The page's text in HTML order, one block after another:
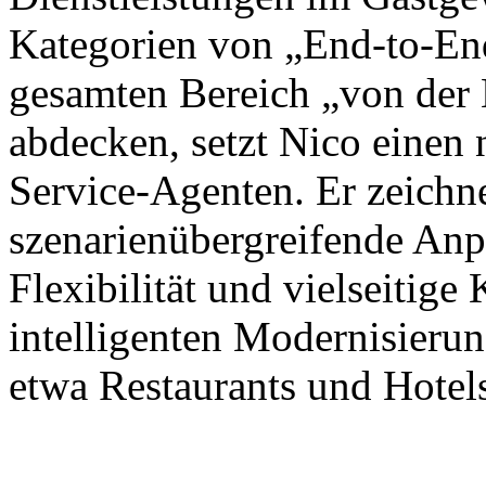
Kategorien von „End-to-
gesamten Bereich „von
abdecken, setzt Nico
Service-Agenten. Er
szenarienübergreifende
Flexibilität und vielseitige
intelligenten
etwa Restaurants und